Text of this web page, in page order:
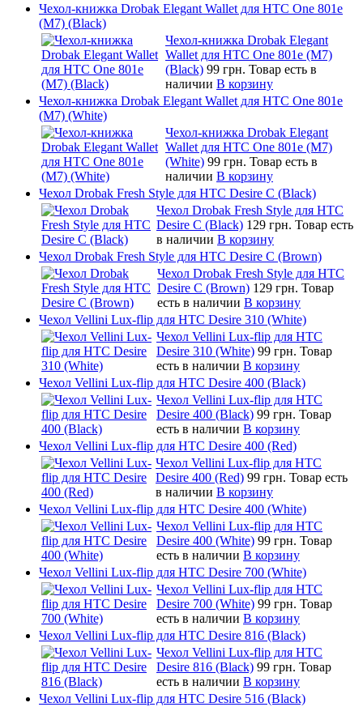
Чехол-книжка Drobak Elegant Wallet для HTC One 801e
(M7) (Black)
Чехол-книжка Drobak Elegant
Wallet для HTC One 801e (M7)
(Black) 99 грн. Товар есть в
наличии В корзину
Чехол-книжка Drobak Elegant Wallet для HTC One 801e
(M7) (White)
Чехол-книжка Drobak Elegant
Wallet для HTC One 801e (M7)
(White) 99 грн. Товар есть в
наличии В корзину
Чехол Drobak Fresh Style для HTC Desire C (Black)
Чехол Drobak Fresh Style для HTC
Desire C (Black) 129 грн. Товар есть
в наличии В корзину
Чехол Drobak Fresh Style для HTC Desire C (Brown)
Чехол Drobak Fresh Style для HTC
Desire C (Brown) 129 грн. Товар
есть в наличии В корзину
Чехол Vellini Lux-flip для HTC Desire 310 (White)
Чехол Vellini Lux-flip для HTC
Desire 310 (White) 99 грн. Товар
есть в наличии В корзину
Чехол Vellini Lux-flip для HTC Desire 400 (Black)
Чехол Vellini Lux-flip для HTC
Desire 400 (Black) 99 грн. Товар
есть в наличии В корзину
Чехол Vellini Lux-flip для HTC Desire 400 (Red)
Чехол Vellini Lux-flip для HTC
Desire 400 (Red) 99 грн. Товар есть
в наличии В корзину
Чехол Vellini Lux-flip для HTC Desire 400 (White)
Чехол Vellini Lux-flip для HTC
Desire 400 (White) 99 грн. Товар
есть в наличии В корзину
Чехол Vellini Lux-flip для HTC Desire 700 (White)
Чехол Vellini Lux-flip для HTC
Desire 700 (White) 99 грн. Товар
есть в наличии В корзину
Чехол Vellini Lux-flip для HTC Desire 816 (Black)
Чехол Vellini Lux-flip для HTC
Desire 816 (Black) 99 грн. Товар
есть в наличии В корзину
Чехол Vellini Lux-flip для HTC Desire 516 (Black)